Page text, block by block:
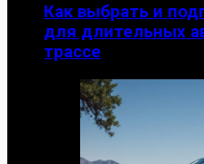
Как выбрать и
для длительных
трассе